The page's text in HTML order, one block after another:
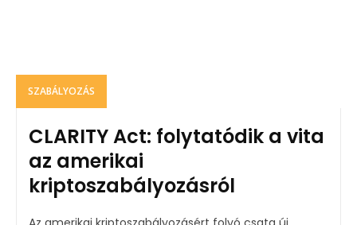
SZABÁLYOZÁS
CLARITY Act: folytatódik a vita
az amerikai
kriptoszabályozásról